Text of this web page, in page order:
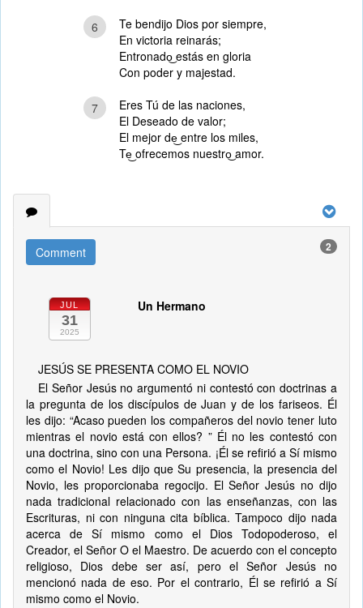
6
Te bendijo Dios por siempre,
En victoria reinarás;
Entronado͜ estás en gloria
Con poder y majestad.
7
Eres Tú de las naciones,
El Deseado de valor;
El mejor de͜ entre los miles,
Te͜ ofrecemos nuestro͜ amor.
Comment 2
JUL
31
2025
Un Hermano
JESÚS SE PRESENTA COMO EL NOVIO
El Señor Jesús no argumentó ni contestó con doctrinas a
la pregunta de los discípulos de Juan y de los fariseos. Él
les dijo: “Acaso pueden los compañeros del novio tener luto
mientras el novio está con ellos? ” Él no les contestó con
una doctrina, sino con una Persona. ¡Él se refirió a Sí mismo
como el Novio! Les dijo que Su presencia, la presencia del
Novio, les proporcionaba regocijo. El Señor Jesús no dijo
nada tradicional relacionado con las enseñanzas, con las
Escrituras, ni con ninguna cita bíblica. Tampoco dijo nada
acerca de Sí mismo como el Dios Todopoderoso, el
Creador, el Señor O el Maestro. De acuerdo con el concepto
religioso, Dios debe ser así, pero el Señor Jesús no
mencionó nada de eso. Por el contrario, Él se refirió a Sí
mismo como el Novio.